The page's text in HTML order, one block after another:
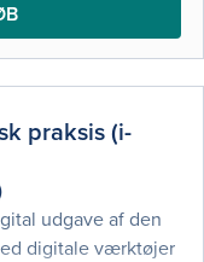
praksis (i-
udgave af den
digitale værktøjer